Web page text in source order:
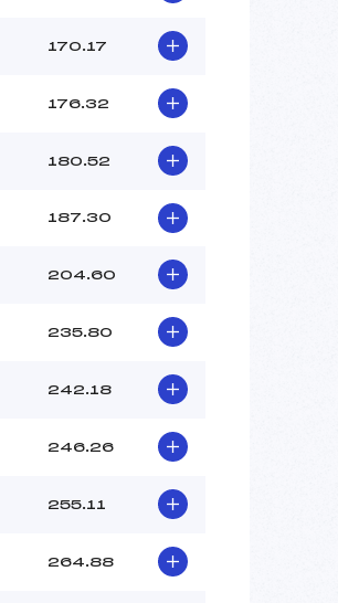
170.17
176.32
180.52
187.30
204.60
235.80
242.18
246.26
255.11
264.88